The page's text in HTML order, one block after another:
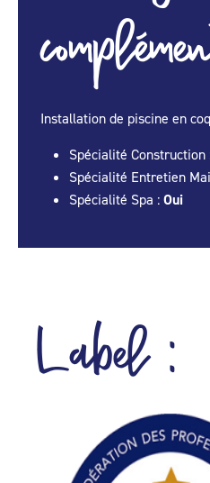
Installation de piscine en
Spécialité Construction
Spécialité Entretien
Spécialité Spa : Oui
Label :